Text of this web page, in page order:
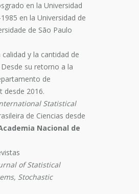
en la Universidad
en la Universidad de
de São Paulo
y la cantidad de
su retorno a la
de
desde 2016.
Statistical
de Ciencias desde
Nacional de
of Statistical
Stochastic